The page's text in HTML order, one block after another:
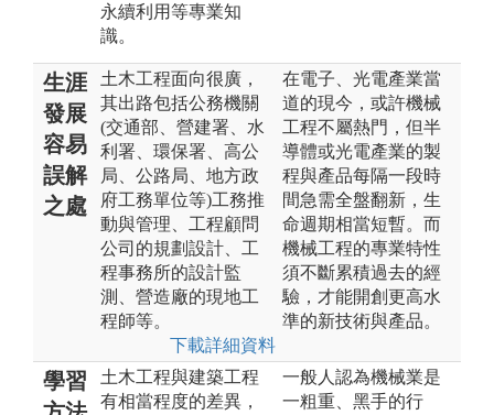
永續利用等專業知
識。
生涯
發展
容易
誤解
之處
土木工程面向很廣，
其出路包括公務機關
(交通部、營建署、水
利署、環保署、高公
局、公路局、地方政
府工務單位等)工務推
動與管理、工程顧問
公司的規劃設計、工
程事務所的設計監
測、營造廠的現地工
程師等。
下載詳細資料
在電子、光電產業當
道的現今，或許機械
工程不屬熱門，但半
導體或光電產業的製
程與產品每隔一段時
間急需全盤翻新，生
命週期相當短暫。而
機械工程的專業特性
須不斷累積過去的經
驗，才能開創更高水
準的新技術與產品。
學習
土木工程與建築工程
有相當程度的差異，
一般人認為機械業是
一粗重、黑手的行